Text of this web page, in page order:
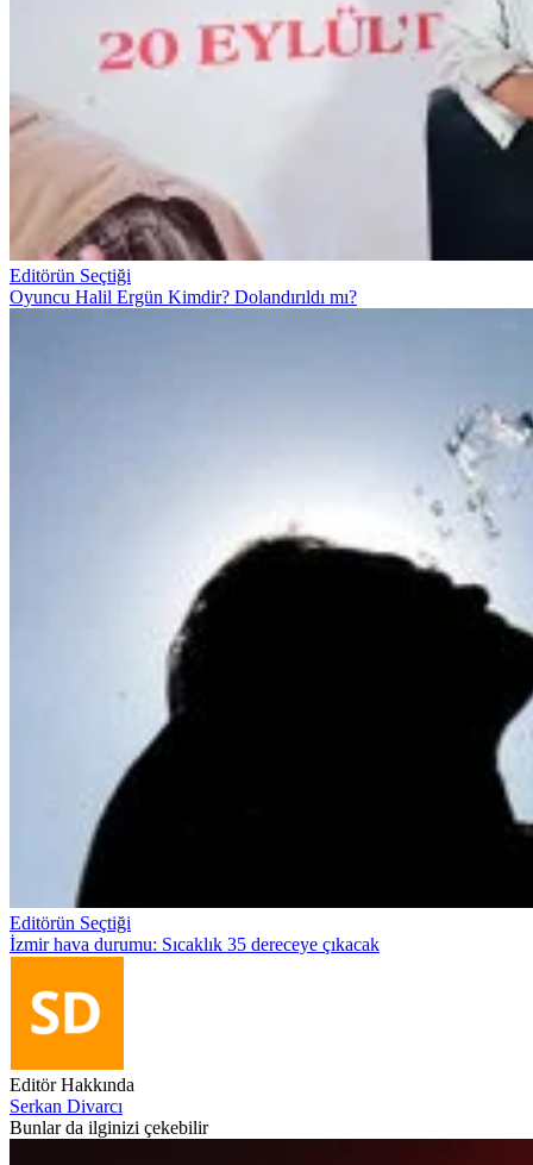
Editörün Seçtiği
Oyuncu Halil Ergün Kimdir? Dolandırıldı mı?
Editörün Seçtiği
İzmir hava durumu: Sıcaklık 35 dereceye çıkacak
Editör Hakkında
Serkan Divarcı
Bunlar da ilginizi çekebilir